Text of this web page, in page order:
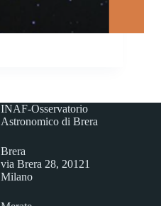
INAF-Osservatorio
Astronomico di Brera
Brera
via Brera 28, 20121
Milano